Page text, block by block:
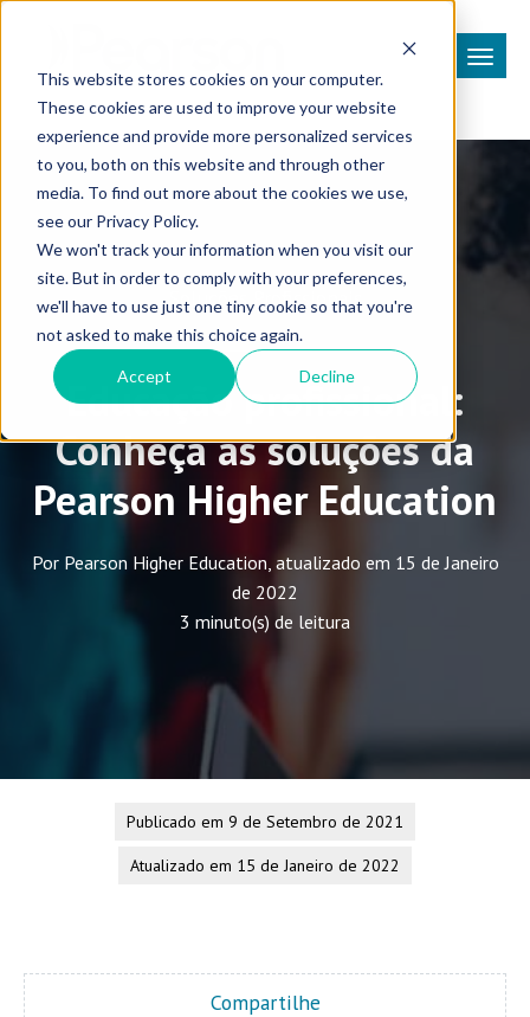
This website stores cookies on your computer.
These cookies are used to improve your website
experience and provide more personalized services
to you, both on this website and through other
media. To find out more about the cookies we use,
see our Privacy Policy.
We won't track your information when you visit our
site. But in order to comply with your preferences,
we'll have to use just one tiny cookie so that you're
not asked to make this choice again.
Accept Decline
Soluções Profissionais
Educação profissional:
Conheça as soluções da
Pearson Higher Education
Por Pearson Higher Education, atualizado em 15 de Janeiro
de 2022
3 minuto(s) de leitura
Publicado em 9 de Setembro de 2021
Atualizado em 15 de Janeiro de 2022
Compartilhe